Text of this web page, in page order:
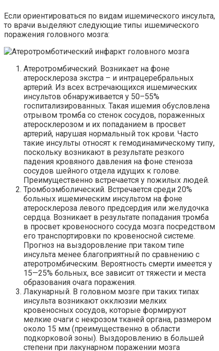
Если ориентироваться по видам ишемического инсульта,
то врачи выделяют следующие типы ишемического
поражения головного мозга:
Атеротромбический. Возникает на фоне
атеросклероза экстра – и интрацеребральных
артерий. Из всех встречающихся ишемических
инсультов обнаруживается у 50–55%
госпитализированных. Такая ишемия обусловлена
отрывом тромба со стенок сосудов, пораженных
атеросклерозом и их попаданием в просвет
артерий, нарушая нормальный ток крови. Часто
такие инсульты относят к гемодинамическому типу,
поскольку возникают в результате резкого
падения кровяного давления на фоне стеноза
сосудов шейного отдела идущих к голове.
Преимущественно встречается у пожилых людей.
Тромбоэмболический. Встречается среди 20%
больных ишемическим инсультом на фоне
атеросклероза левого предсердия или желудочка
сердца. Возникает в результате попадания тромба
в просвет кровеносного сосуда мозга посредством
его транспортировки по кровеносной системе.
Прогноз на выздоровление при таком типе
инсульта менее благоприятный по сравнению с
атеротромбическим. Вероятность смерти имеется у
15—25% больных, все зависит от тяжести и места
образования очага поражения.
Лакунарный. В головном мозге при таких типах
инсульта возникают окклюзии мелких
кровеносных сосудов, которые формируют
мелкие очаги с некрозом тканей органа, размером
около 15 мм (преимущественно в области
подкорковой зоны). Выздоровлению в большей
степени при лакунарном поражении мозга